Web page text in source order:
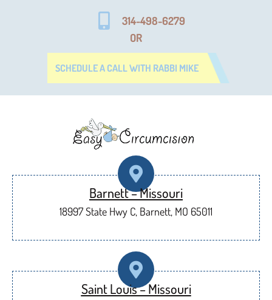
314-498-6279
OR
SCHEDULE A CALL WITH RABBI MIKE
Barnett – Missouri
18997 State Hwy C, Barnett, MO 65011
Saint Louis – Missouri